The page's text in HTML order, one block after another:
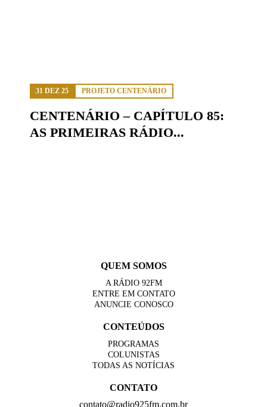
31 DEZ 25 PROJETO CENTENÁRIO
CENTENÁRIO – CAPÍTULO 85:
AS PRIMEIRAS RÁDIO...
QUEM SOMOS
A RÁDIO 92FM
ENTRE EM CONTATO
ANUNCIE CONOSCO
CONTEÚDOS
PROGRAMAS
COLUNISTAS
TODAS AS NOTÍCIAS
CONTATO
contato@radio925fm.com.br